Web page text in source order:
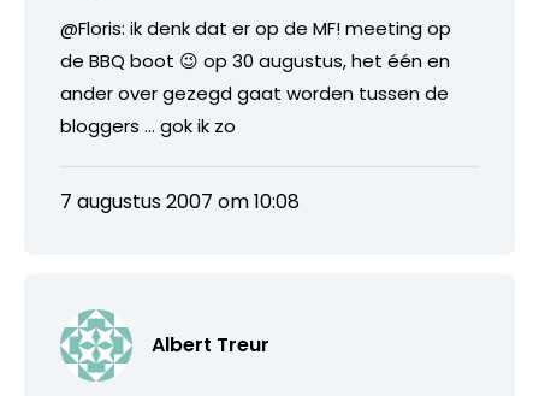
@Floris: ik denk dat er op de MF! meeting op
de BBQ boot 😉 op 30 augustus, het één en
ander over gezegd gaat worden tussen de
bloggers … gok ik zo
7 augustus 2007 om 10:08
Albert Treur